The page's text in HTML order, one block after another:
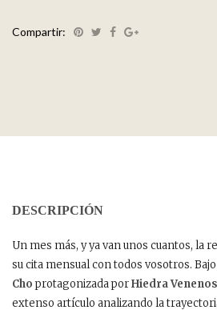
Compartir:
DESCRIPCIÓN
Un mes más, y ya van unos cuantos, la
su cita mensual con todos vosotros.
Choprotagonizada porHiedra
extenso artículo analizando la